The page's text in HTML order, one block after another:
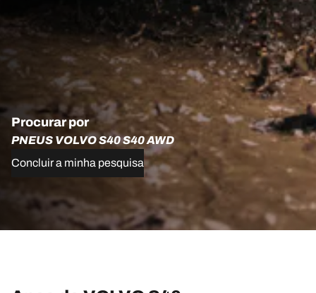
Procurar por
PNEUS VOLVO S40 S40 AWD
Concluir a minha pesquisa